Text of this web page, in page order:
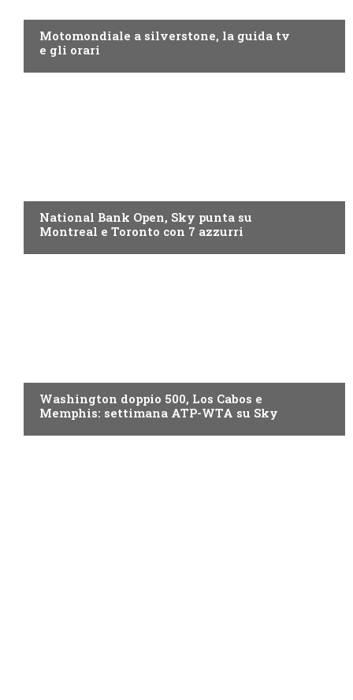
Motomondiale a silverstone, la guida tv
e gli orari
National Bank Open, Sky punta su
Montreal e Toronto con 7 azzurri
Washington doppio 500, Los Cabos e
Memphis: settimana ATP-WTA su Sky